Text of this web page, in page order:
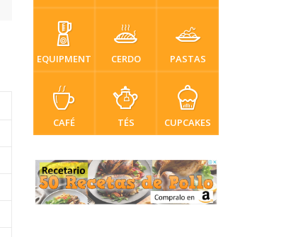
EQUIPMENT CERDO PASTAS
CAFÉ TÉS CUPCAKES